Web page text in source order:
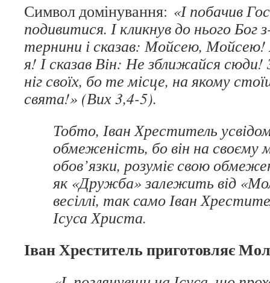
Символ домінування: «І побачив
подивитися. І кликнув до нього Бог
тернини і сказав: Мойсею, Мойсею!
я! І сказав Він: Не зближайся сюди!
ніг своїх, бо те місце, на якому
свята!» (Вих 3,4-5).
Тобто, Іван Хреститель
обмеженість, бо він на своєму
обов’язки, розуміє свою
як «Дружба» залежить від
весіллі, так само Іван
Ісуса Христа.
Іван Хреститель приготовляє